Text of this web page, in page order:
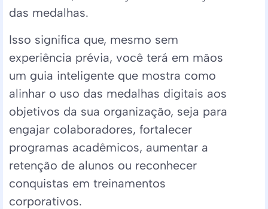
das medalhas.
Isso significa que, mesmo sem
experiência prévia, você terá em mãos
um guia inteligente que mostra como
alinhar o uso das medalhas digitais aos
objetivos da sua organização, seja para
engajar colaboradores, fortalecer
programas acadêmicos, aumentar a
retenção de alunos ou reconhecer
conquistas em treinamentos
corporativos.